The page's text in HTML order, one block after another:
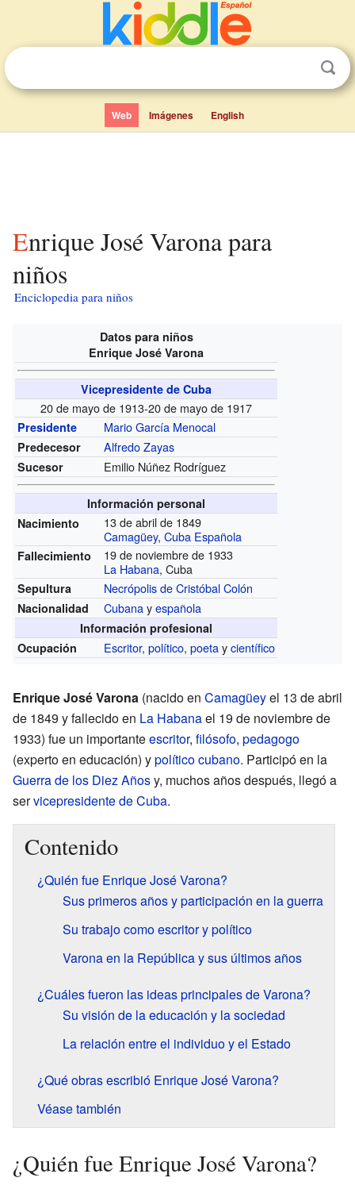
Web Imágenes English
Enrique José Varona para
niños
Enciclopedia para niños
Datos para niños
Enrique José Varona
Vicepresidente de Cuba
20 de mayo de 1913-20 de mayo de 1917
Presidente Mario García Menocal
Predecesor Alfredo Zayas
Sucesor Emilio Núñez Rodríguez
Información personal
Nacimiento
13 de abril de 1849
Camagüey,Cuba Española
Fallecimiento
19 de noviembre de 1933
La Habana, Cuba
Sepultura Necrópolis de Cristóbal Colón
Nacionalidad Cubanayespañola
Información profesional
Ocupación
Escritor,político,poetaycientífico
Enrique José Varona (nacido en Camagüeyel 13 de abril
de 1849 y fallecido en La Habanael 19 de noviembre de
1933) fue un importanteescritor, filósofo, pedagogo
(experto en educación) ypolíticocubano. Participó en la
Guerra de los Diez Añosy, muchos años después, llegó a
servicepresidente de Cuba.
Contenido
¿Quién fue Enrique José Varona?
Sus primeros años y participación en la guerra
Su trabajo como escritor y político
Varona en la República y sus últimos años
¿Cuáles fueron las ideas principales de Varona?
Su visión de la educación y la sociedad
La relación entre el individuo y el Estado
¿Qué obras escribió Enrique José Varona?
Véase también
¿Quién fue Enrique José Varona?